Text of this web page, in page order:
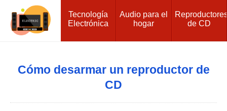
Tecnología
Electrónica
Audio para el
hogar
de CD
Cómo desarmar un reproductor de
CD